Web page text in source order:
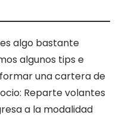
algo bastante
algunos tips e
una cartera de
Reparte volantes
a la modalidad